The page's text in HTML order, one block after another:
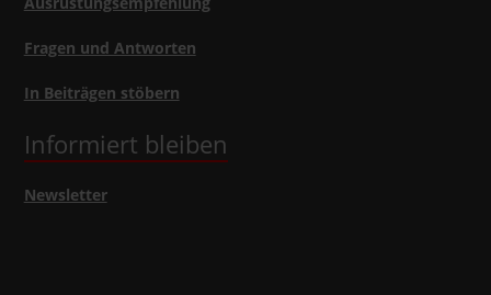
Fragen und Antworten
In Beiträgen stöbern
Informiert bleiben
Newsletter